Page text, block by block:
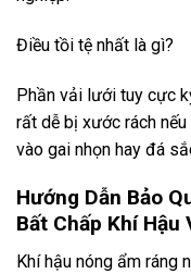
Điều tồi tệ nhất là gì?
Phần vải lưới tuy cực
rất dễ bị xước rách
vào gai nhọn hay đá
Hướng Dẫn Bảo
Bất Chấp Khí Hậu
Khí hậu nóng ẩm ráng